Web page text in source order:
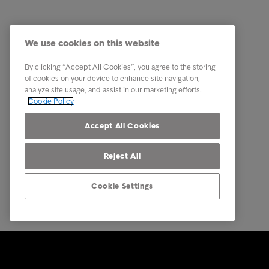
Λάβατε επιστολή
Επικοινωνία
Καριέρα
We use cookies on this website
By clicking “Accept All Cookies”, you agree to the storing
of cookies on your device to enhance site navigation,
analyze site usage, and assist in our marketing efforts.
Cookie Policy
Accept All Cookies
Reject All
Cookie Settings